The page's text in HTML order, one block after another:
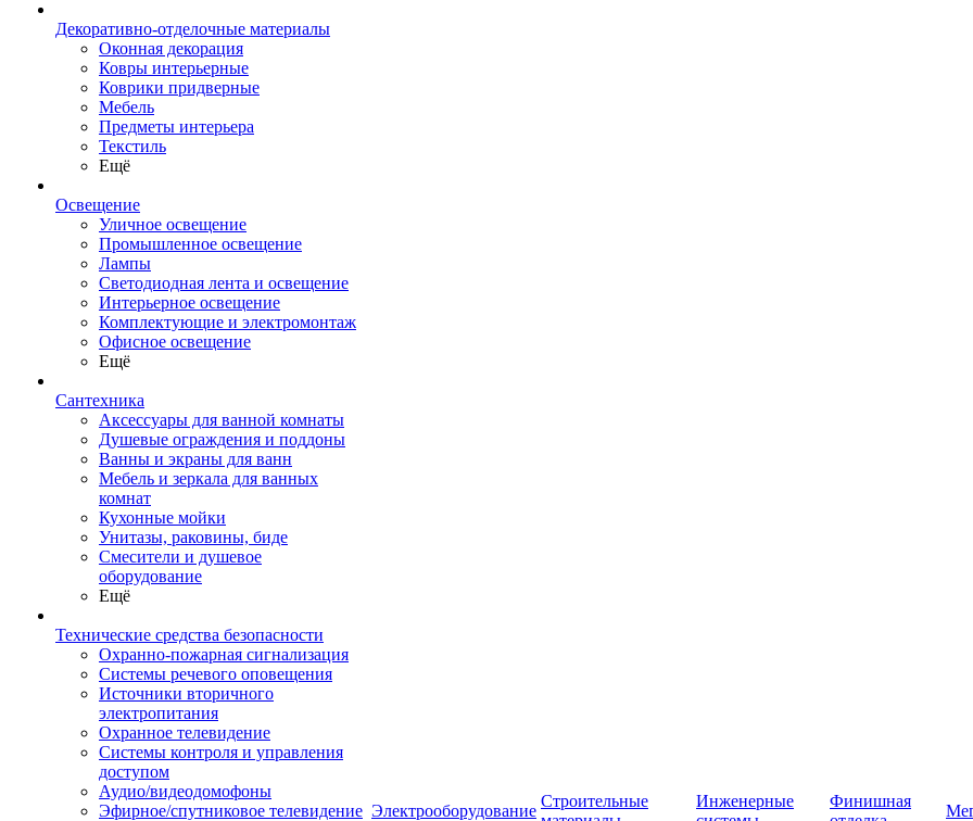
Декоративно-отделочные материалы
Оконная декорация
Ковры интерьерные
Коврики придверные
Мебель
Предметы интерьера
Текстиль
Ещё
Освещение
Уличное освещение
Промышленное освещение
Лампы
Светодиодная лента и освещение
Интерьерное освещение
Комплектующие и электромонтаж
Офисное освещение
Ещё
Сантехника
Аксессуары для ванной комнаты
Душевые ограждения и поддоны
Ванны и экраны для ванн
Мебель и зеркала для ванных
комнат
Кухонные мойки
Унитазы, раковины, биде
Смесители и душевое
оборудование
Ещё
Технические средства безопасности
Охранно-пожарная сигнализация
Системы речевого оповещения
Источники вторичного
электропитания
Охранное телевидение
Системы контроля и управления
доступом
Аудио/видеодомофоны
Эфирное/спутниковое телевидение Электрооборудование
Строительные
Инженерные
Финишная